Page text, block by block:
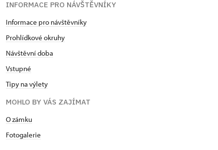
INFORMACE PRO NÁVŠTĚVNÍKY
Informace pro návštěvníky
Prohlídkové okruhy
Návštěvní doba
Vstupné
Tipy na výlety
MOHLO BY VÁS ZAJÍMAT
O zámku
Fotogalerie